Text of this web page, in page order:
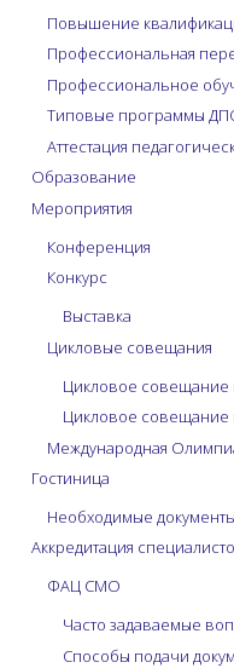
Повышение
Профессиональная
Профессиональное
Типовые программы
Аттестация
Образование
Мероприятия
Конференция
Конкурс
Выставка
Цикловые совещания
Цикловое
Цикловое
Международная
Гостиница
Необходимые
Аккредитация
ФАЦ СМО
Часто задаваемые
Способы подачи